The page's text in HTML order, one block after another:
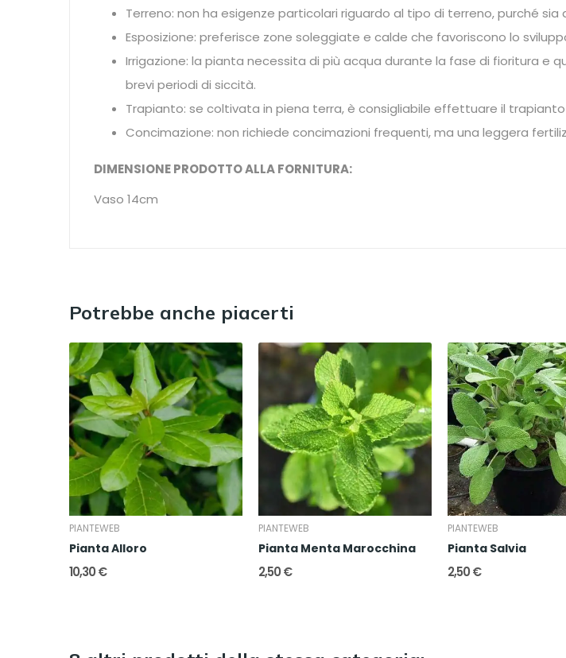
Terreno: non ha esigenze particolari riguardo al tipo di terreno, purché
Esposizione: preferisce zone soleggiate e calde che favoriscono lo
Irrigazione: la pianta necessita di più acqua durante la fase di fioritura e
brevi periodi di siccità.
Trapianto: se coltivata in piena terra, è consigliabile effettuare il
Concimazione: non richiede concimazioni frequenti, ma una leggera
DIMENSIONE PRODOTTO ALLA FORNITURA:
Vaso 14cm
Potrebbe anche piacerti
PIANTEWEB
Pianta Alloro
10,30 €
PIANTEWEB
Pianta Menta Marocchina
2,50 €
PIANTEWEB
Pianta Salvia
2,50 €